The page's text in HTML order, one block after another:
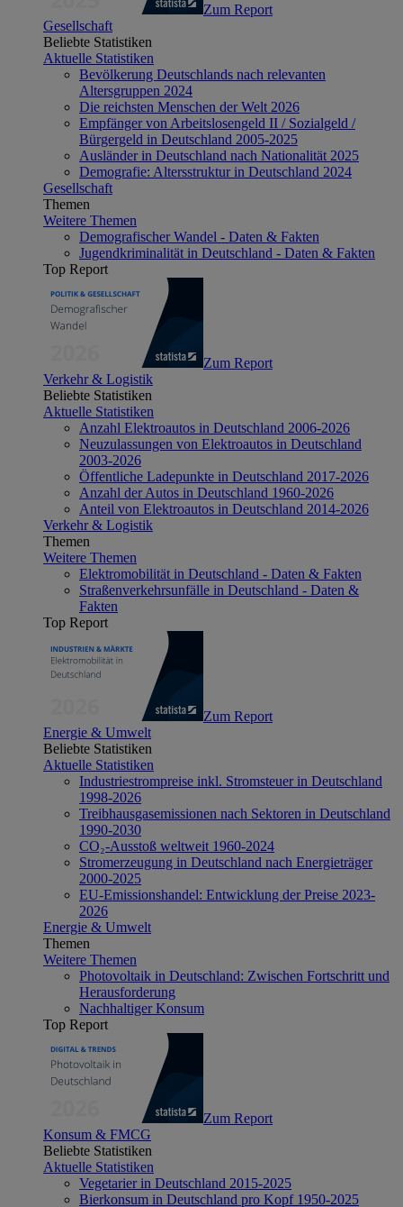
Zum Report
Gesellschaft
Beliebte Statistiken
Aktuelle Statistiken
Bevölkerung Deutschlands nach relevanten
Altersgruppen 2024
Die reichsten Menschen der Welt 2026
Empfänger von Arbeitslosengeld II / Sozialgeld /
Bürgergeld in Deutschland 2005-2025
Ausländer in Deutschland nach Nationalität 2025
Demografie: Altersstruktur in Deutschland 2024
Gesellschaft
Themen
Weitere Themen
Demografischer Wandel - Daten & Fakten
Jugendkriminalität in Deutschland - Daten & Fakten
Top Report
Zum Report
Verkehr & Logistik
Beliebte Statistiken
Aktuelle Statistiken
Anzahl Elektroautos in Deutschland 2006-2026
Neuzulassungen von Elektroautos in Deutschland
2003-2026
Öffentliche Ladepunkte in Deutschland 2017-2026
Anzahl der Autos in Deutschland 1960-2026
Anteil von Elektroautos in Deutschland 2014-2026
Verkehr & Logistik
Themen
Weitere Themen
Elektromobilität in Deutschland - Daten & Fakten
Straßenverkehrsunfälle in Deutschland - Daten &
Fakten
Top Report
Zum Report
Energie & Umwelt
Beliebte Statistiken
Aktuelle Statistiken
Industriestrompreise inkl. Stromsteuer in Deutschland
1998-2026
Treibhausgasemissionen nach Sektoren in Deutschland
1990-2030
CO₂-Ausstoß weltweit 1960-2024
Stromerzeugung in Deutschland nach Energieträger
2000-2025
EU-Emissionshandel: Entwicklung der Preise 2023-
2026
Energie & Umwelt
Themen
Weitere Themen
Photovoltaik in Deutschland: Zwischen Fortschritt und
Herausforderung
Nachhaltiger Konsum
Top Report
Zum Report
Konsum & FMCG
Beliebte Statistiken
Aktuelle Statistiken
Vegetarier in Deutschland 2015-2025
Bierkonsum in Deutschland pro Kopf 1950-2025